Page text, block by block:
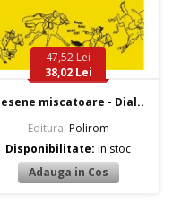
47,52 Lei
38,02 Lei
miscatoare - Dial..
Editura: Polirom
Disponibilitate:In stoc